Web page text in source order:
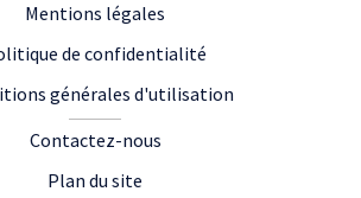
Mentions légales
de confidentialité
générales d'utilisation
Contactez-nous
Plan du site